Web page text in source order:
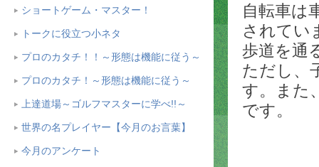
ショートゲーム・マスター！
トークに役立つ小ネタ
プロのカタチ！！～形態は機能に従う～
プロのカタチ！～形態は機能に従う～
上達道場～ゴルフマスターに学べ!!～
世界の名プレイヤー【今月のお言葉】
今月のアンケート
自転車は
されてい
歩道を通
ただし、
す。また
です。